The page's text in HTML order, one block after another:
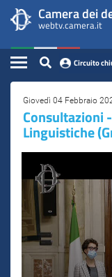
contenuto
principale
WebTV
Camera
dei
Deputati
menu
di
navigazione
Camera dei
webtv.camera.it
Home
Assemblea
Presidente
Commissioni
Eventi
Conferenze Stampa
Cerca
Circuito chiuso digitale
Circuito
Contenuto
Giovedì 04 Febbraio
Consultazioni
Linguistiche